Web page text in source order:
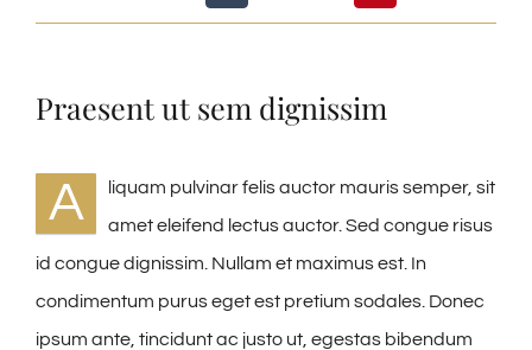
Praesent ut sem dignissim
A
liquam pulvinar felis auctor mauris semper, sit
amet eleifend lectus auctor. Sed congue risus
id congue dignissim. Nullam et maximus est. In
condimentum purus eget est pretium sodales. Donec
ipsum ante, tincidunt ac justo ut, egestas bibendum